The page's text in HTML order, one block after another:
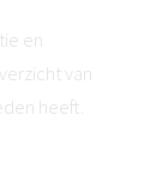
en
van
heeft.